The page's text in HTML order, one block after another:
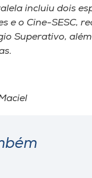
incluiu dois
e o Cine-SESC,
Superativo,